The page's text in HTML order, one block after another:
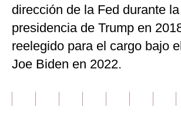
dirección de la Fed durante
presidencia de Trump en
reelegido para el cargo bajo
Joe Biden en 2022.